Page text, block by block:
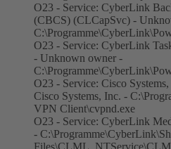
O23 - Service: CyberLink
(CBCS) (CLCapSvc) -
O23 - Service: CyberLink
- Unknown owner -
O23 - Service: Cisco
Cisco Systems, Inc. -
VPN Client\cvpnd.exe
O23 - Service: CyberLink
-